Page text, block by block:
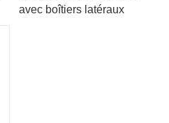
avec boîtiers latéraux